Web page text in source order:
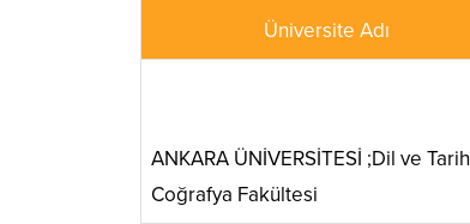
Üniversite Adı
ANKARA ÜNİVERSİTESİ ;Dil ve Tarih
Coğrafya Fakültesi